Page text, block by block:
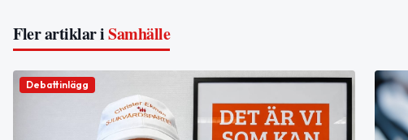
Fler artiklar iSamhälle
Debattinlägg